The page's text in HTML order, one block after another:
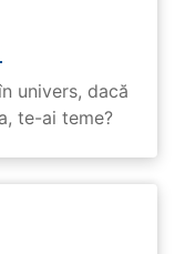
univers, dacă
te-ai teme?